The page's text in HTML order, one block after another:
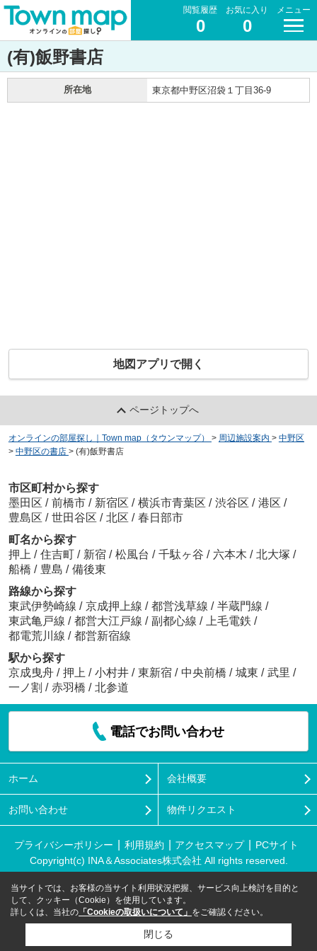
閲覧履歴
0
お気に入り
0
メニュー
(有)飯野書店
所在地 東京都中野区沼袋１丁目36-9
地図アプリで開く
ページトップへ
オンラインの部屋探し｜Town map（タウンマップ） > 周辺施設案内 > 中野区
> 中野区の書店 > (有)飯野書店
市区町村から探す
墨田区 / 前橋市 / 新宿区 / 横浜市青葉区 / 渋谷区 / 港区 /
豊島区 / 世田谷区 / 北区 / 春日部市
町名から探す
押上 / 住吉町 / 新宿 / 松風台 / 千駄ヶ谷 / 六本木 / 北大塚 /
船橋 / 豊島 / 備後東
路線から探す
東武伊勢崎線 / 京成押上線 / 都営浅草線 / 半蔵門線 /
東武亀戸線 / 都営大江戸線 / 副都心線 / 上毛電鉄 /
都電荒川線 / 都営新宿線
駅から探す
京成曳舟 / 押上 / 小村井 / 東新宿 / 中央前橋 / 城東 / 武里 /
一ノ割 / 赤羽橋 / 北参道
電話でお問い合わせ
ホーム 会社概要
お問い合わせ 物件リクエスト
プライバシーポリシー 利用規約 アクセスマップ
PCサイト
Copyright(c) INA＆Associates株式会社 All rights reserved.
当サイトでは、お客様の当サイト利用状況把握、サービス向上検討を目的と
して、クッキー（Cookie）を使用しています。
詳しくは、当社の 「Cookieの取扱いについて」 をご確認ください。
閉じる